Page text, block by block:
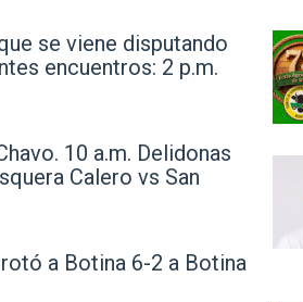
se viene disputando
encuentros: 2 p.m.
10 a.m. Delidonas
Calero vs San
a Botina 6-2 a Botina